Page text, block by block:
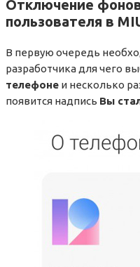
Отключение
пользователя в
В первую очередь
разработчика для чего
телефоне и несколько
появится надпись Вы